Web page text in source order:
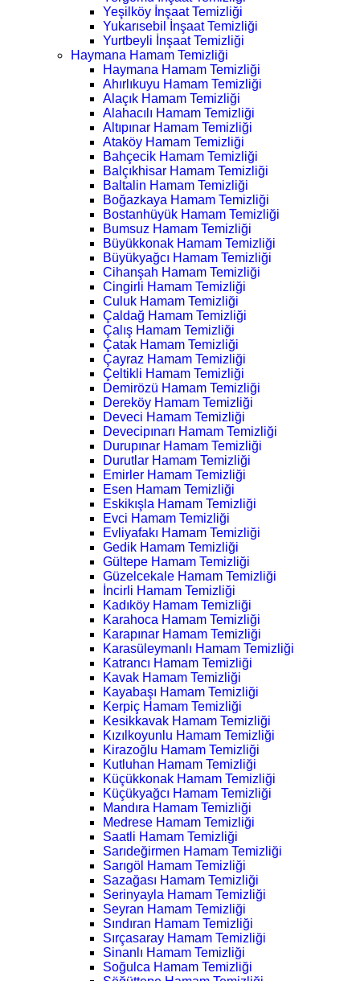
Yeşilköy İnşaat Temizliği
Yukarısebil İnşaat Temizliği
Yurtbeyli İnşaat Temizliği
Haymana Hamam Temizliği
Haymana Hamam Temizliği
Ahırlıkuyu Hamam Temizliği
Alaçık Hamam Temizliği
Alahacılı Hamam Temizliği
Altıpınar Hamam Temizliği
Ataköy Hamam Temizliği
Bahçecik Hamam Temizliği
Balçıkhisar Hamam Temizliği
Baltalin Hamam Temizliği
Boğazkaya Hamam Temizliği
Bostanhüyük Hamam Temizliği
Bumsuz Hamam Temizliği
Büyükkonak Hamam Temizliği
Büyükyağcı Hamam Temizliği
Cihanşah Hamam Temizliği
Cingirli Hamam Temizliği
Culuk Hamam Temizliği
Çaldağ Hamam Temizliği
Çalış Hamam Temizliği
Çatak Hamam Temizliği
Çayraz Hamam Temizliği
Çeltikli Hamam Temizliği
Demirözü Hamam Temizliği
Dereköy Hamam Temizliği
Deveci Hamam Temizliği
Devecipınarı Hamam Temizliği
Durupınar Hamam Temizliği
Durutlar Hamam Temizliği
Emirler Hamam Temizliği
Esen Hamam Temizliği
Eskikışla Hamam Temizliği
Evci Hamam Temizliği
Evliyafakı Hamam Temizliği
Gedik Hamam Temizliği
Gültepe Hamam Temizliği
Güzelcekale Hamam Temizliği
İncirli Hamam Temizliği
Kadıköy Hamam Temizliği
Karahoca Hamam Temizliği
Karapınar Hamam Temizliği
Karasüleymanlı Hamam Temizliği
Katrancı Hamam Temizliği
Kavak Hamam Temizliği
Kayabaşı Hamam Temizliği
Kerpiç Hamam Temizliği
Kesikkavak Hamam Temizliği
Kızılkoyunlu Hamam Temizliği
Kirazoğlu Hamam Temizliği
Kutluhan Hamam Temizliği
Küçükkonak Hamam Temizliği
Küçükyağcı Hamam Temizliği
Mandıra Hamam Temizliği
Medrese Hamam Temizliği
Saatli Hamam Temizliği
Sarıdeğirmen Hamam Temizliği
Sarıgöl Hamam Temizliği
Sazağası Hamam Temizliği
Serinyayla Hamam Temizliği
Seyran Hamam Temizliği
Sındıran Hamam Temizliği
Sırçasaray Hamam Temizliği
Sinanlı Hamam Temizliği
Soğulca Hamam Temizliği